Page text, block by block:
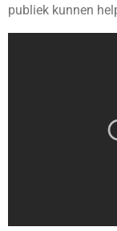
publiek kunnen